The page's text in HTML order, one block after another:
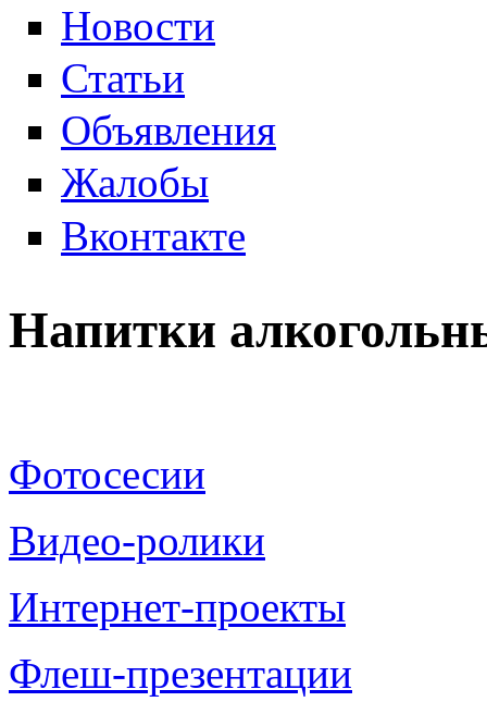
Новости
Статьи
Объявления
Жалобы
Вконтакте
Напитки
Фотосесии
Видео-ролики
Интернет-проекты
Флеш-презентации